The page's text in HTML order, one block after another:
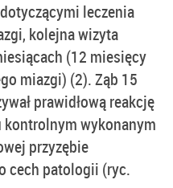
leczenia
kolejna wizyta
(12 miesięcy
miazgi) (2). Ząb 15
prawidłową reakcję
kontrolnym wykonanym
przyzębie
cech patologii (ryc.